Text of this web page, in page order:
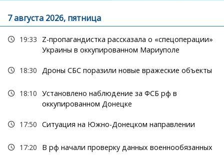
7 августа 2026, пятница
19:33
Z-пропагандистка рассказала о «спецоперации»
Украины в оккупированном Мариуполе
18:30 Дроны СБС поразили новые вражеские объекты
18:10 Установлено наблюдение за ФСБ рф в
оккупированном Донецке
17:50 Ситуация на Южно-Донецком направлении
17:20 В рф начали проверку данных военнообязанных